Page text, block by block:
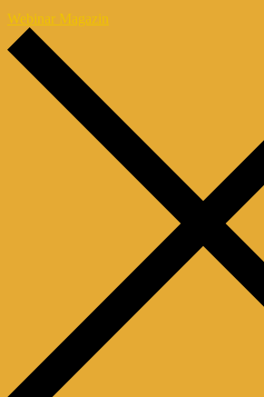
Webinar Magazin